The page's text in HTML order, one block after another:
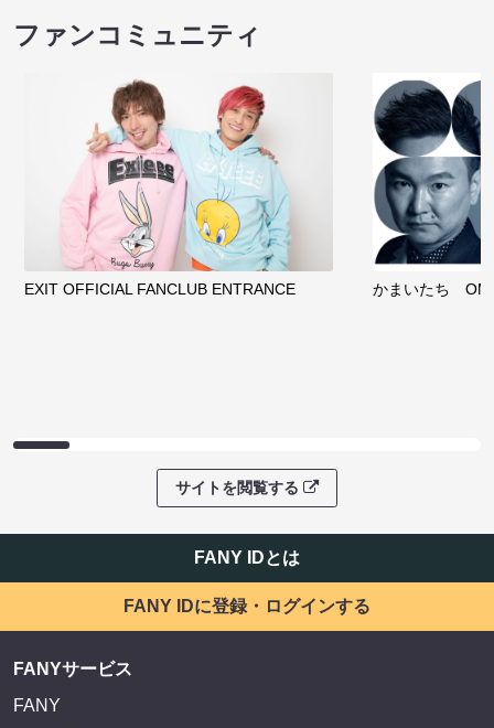
ファンコミュニティ
EXIT OFFICIAL FANCLUB ENTRANCE かまいたち
サイトを閲覧する
FANY IDとは
FANY IDに登録・ログインする
FANYサービス
FANY